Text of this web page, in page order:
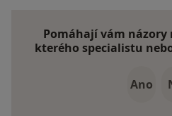
Pomáhají vám
kterého specialistu
Ano